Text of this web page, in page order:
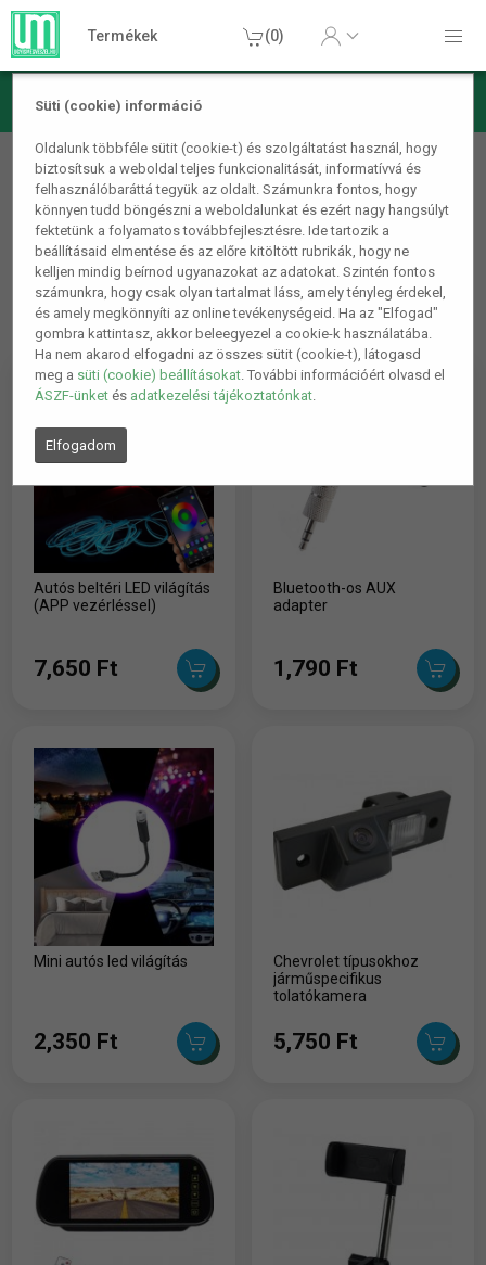
Süti (cookie) információ
Oldalunk többféle sütit (cookie-t) és szolgáltatást használ, hogy
biztosítsuk a weboldal teljes funkcionalitását, informatívvá és
felhasználóbaráttá tegyük az oldalt. Számunkra fontos, hogy
könnyen tudd böngészni a weboldalunkat és ezért nagy hangsúlyt
fektetünk a folyamatos továbbfejlesztésre. Ide tartozik a
beállításaid elmentése és az előre kitöltött rubrikák, hogy ne
kelljen mindig beírnod ugyanazokat az adatokat. Szintén fontos
számunkra, hogy csak olyan tartalmat láss, amely tényleg érdekel,
és amely megkönnyíti az online tevékenységeid. Ha az "Elfogad"
gombra kattintasz, akkor beleegyezel a cookie-k használatába.
Ha nem akarod elfogadni az összes sütit (cookie-t), látogasd
meg a süti (cookie) beállításokat. További információért olvasd el
ÁSZF-ünket és adatkezelési tájékoztatónkat.
Elfogadom
Termékek (0)
Szórakoztató elektronika
Autós kiegészítő
Autós beltéri LED világítás
(APP vezérléssel)
7,650 Ft
Bluetooth-os AUX
adapter
1,790 Ft
Mini autós led világítás
2,350 Ft
Chevrolet típusokhoz
járműspecifikus
tolatókamera
5,750 Ft